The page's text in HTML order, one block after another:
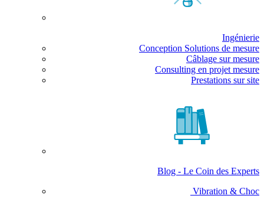
Ingénierie
Conception Solutions de mesure
Câblage sur mesure
Consulting en projet mesure
Prestations sur site
Blog - Le Coin des Experts
Vibration & Choc